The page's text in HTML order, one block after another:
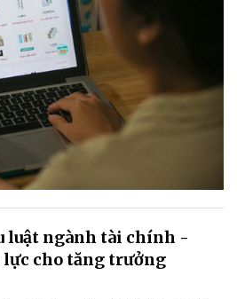
luật ngành tài chính -
cho tăng trưởng